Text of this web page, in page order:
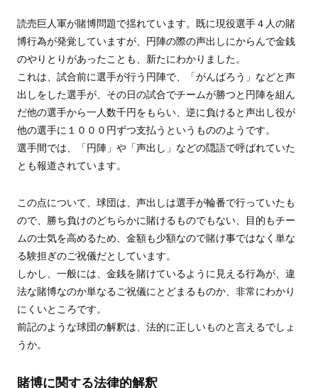
読売巨人軍が賭博問題で揺れています。既に現役選手４人の賭
博行為が発覚していますが、円陣の際の声出しにからんで金銭
のやりとりがあったことも、新たにわかりました。
これは、試合前に選手が行う円陣で、「がんばろう」などと声
出しをした選手が、その日の試合でチームが勝つと円陣を組ん
だ他の選手から一人数千円をもらい、逆に負けると声出し役が
他の選手に１０００円ずつ支払うというもののようです。
選手間では、「円陣」や「声出し」などの隠語で呼ばれていた
とも報道されています。
この点について、球団は、声出しは選手が輪番で行っていたも
ので、勝ち負けのどちらかに賭けるものでもない、目的もチー
ムの士気を高めるため、金額も少額なので賭け事ではなく単な
る験担ぎのご祝儀だとしています。
しかし、一般には、金銭を賭けているように見える行為が、違
法な賭博なのか単なるご祝儀にとどまるものか、非常にわかり
にくいところです。
前記のような球団の解釈は、法的に正しいものと言えるでしょ
うか。
賭博に関する法律的解釈